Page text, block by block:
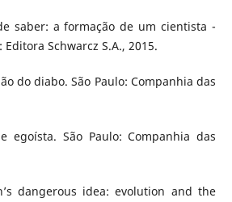
saber: a formação de um cientista -
Schwarcz S.A., 2015.
do diabo. São Paulo: Companhia das
egoísta. São Paulo: Companhia das
dangerous idea: evolution and the